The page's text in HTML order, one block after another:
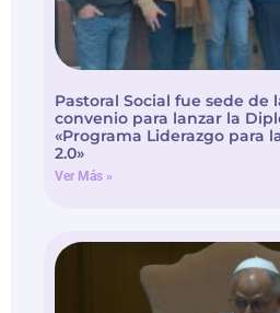
Pastoral Social fue sede de
convenio para lanzar la
«Programa Liderazgo para
2.0»
Ver Más »